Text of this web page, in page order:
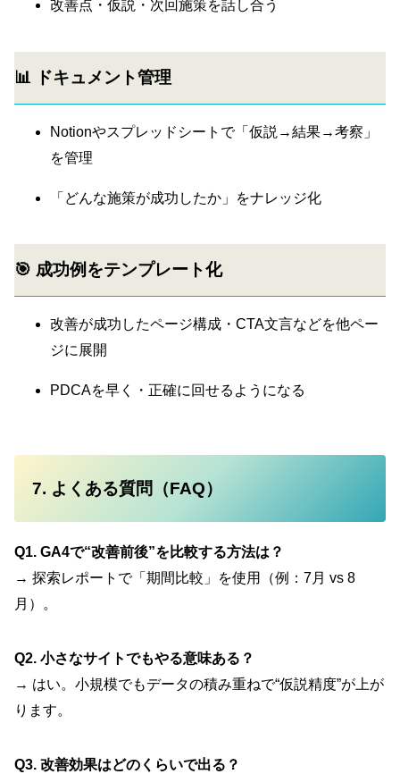
改善点・仮説・次回施策を話し合う
📊 ドキュメント管理
Notionやスプレッドシートで「仮説→結果→考察」
を管理
「どんな施策が成功したか」をナレッジ化
🎯 成功例をテンプレート化
改善が成功したページ構成・CTA文言などを他ペー
ジに展開
PDCAを早く・正確に回せるようになる
7. よくある質問（FAQ）
Q1. GA4で“改善前後”を比較する方法は？
→ 探索レポートで「期間比較」を使用（例：7月 vs 8
月）。
Q2. 小さなサイトでもやる意味ある？
→ はい。小規模でもデータの積み重ねで“仮説精度”が上が
ります。
Q3. 改善効果はどのくらいで出る？